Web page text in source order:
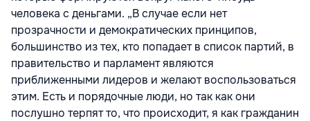
человека с деньгами. „В случае если нет
прозрачности и демократических принципов,
большинство из тех, кто попадает в список партий, в
правительство и парламент являются
приближенными лидеров и желают воспользоваться
этим. Есть и порядочные люди, но так как они
послушно терпят то, что происходит, я как гражданин